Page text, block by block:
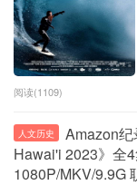
阅读(1109)
人文历史
Amazon
Hawai'i 2023》全
1080P/MKV/9.9G